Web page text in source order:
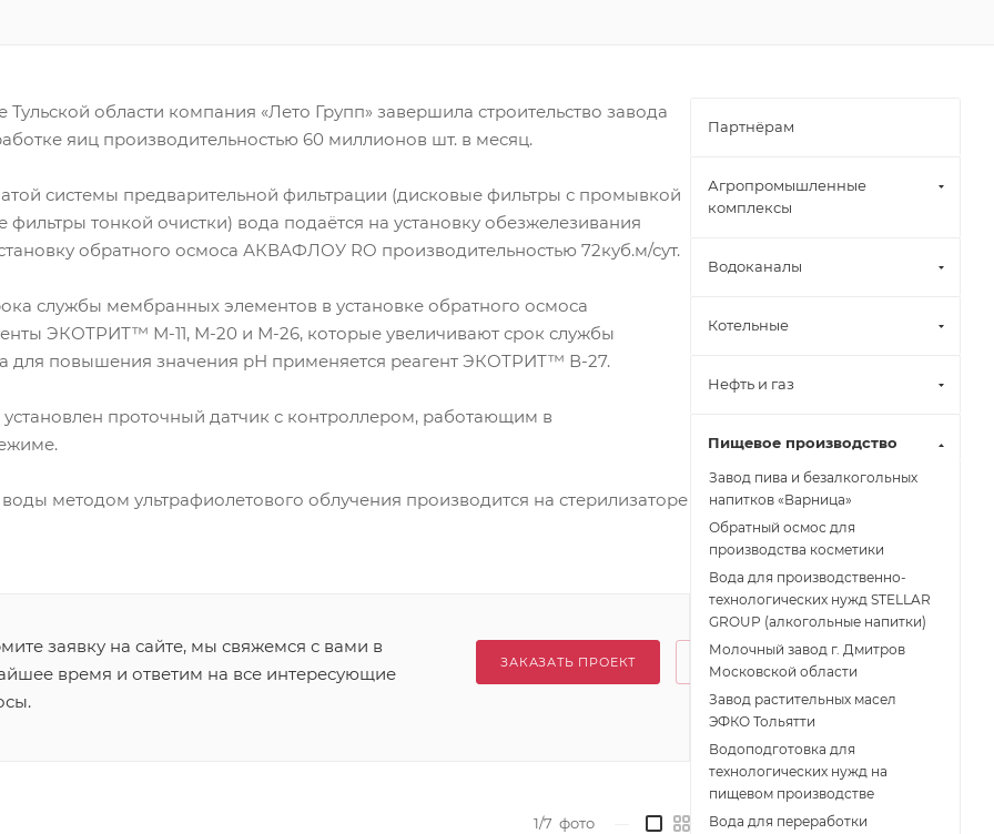
области компания «Лето Групп» завершила строительство завода
яиц производительностью 60 миллионов шт. в месяц.
системы предварительной фильтрации (дисковые фильтры с промывкой
фильтры тонкой очистки) вода подаётся на установку обезжелезивания
обратного осмоса АКВАФЛОУ RO производительностью 72куб.м/сут.
службы мембранных элементов в установке обратного осмоса
ЭКОТРИТ™ М-11, М-20 и М-26, которые увеличивают срок службы
для повышения значения рН применяется реагент ЭКОТРИТ™ В-27.
проточный датчик с контроллером, работающим в
методом ультрафиолетового облучения производится на стерилизаторе
заявку на сайте, мы свяжемся с вами в
время и ответим на все интересующие
ЗАКАЗАТЬ ПРОЕКТ
1/7 фото
Партнёрам
Агропромышленные
комплексы
Водоканалы
Котельные
Нефть и газ
Пищевое производство
Завод пива и безалкогольных
напитков «Варница»
Обратный осмос для
производства косметики
Вода для производственно-
технологических нужд STELLAR
GROUP (алкогольные напитки)
Молочный завод г. Дмитров
Московской области
Завод растительных масел
ЭФКО Тольятти
Водоподготовка для
технологических нужд на
пищевом производстве
Вода для переработки